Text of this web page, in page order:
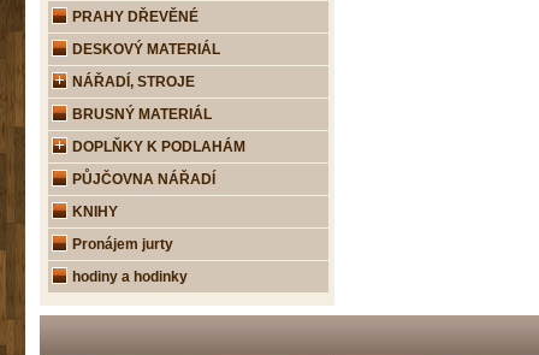
PRAHY DŘEVĚNÉ
DESKOVÝ MATERIÁL
NÁŘADÍ, STROJE
BRUSNÝ MATERIÁL
DOPLŇKY K PODLAHÁM
PŮJČOVNA NÁŘADÍ
KNIHY
Pronájem jurty
hodiny a hodinky